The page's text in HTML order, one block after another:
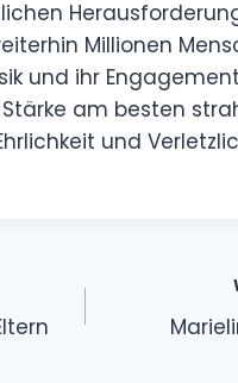
Millionen
und ihr
am besten
und